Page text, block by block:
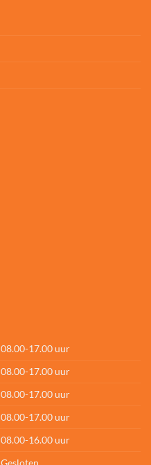
08.00-17.00 uur
08.00-17.00 uur
08.00-17.00 uur
08.00-17.00 uur
08.00-16.00 uur